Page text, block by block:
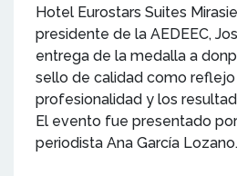
Hotel Eurostars Suites
presidente de la AEDEEC,
entrega de la medalla a
sello de calidad como
profesionalidad y los
El evento fue presentado
periodista Ana García Lozano.